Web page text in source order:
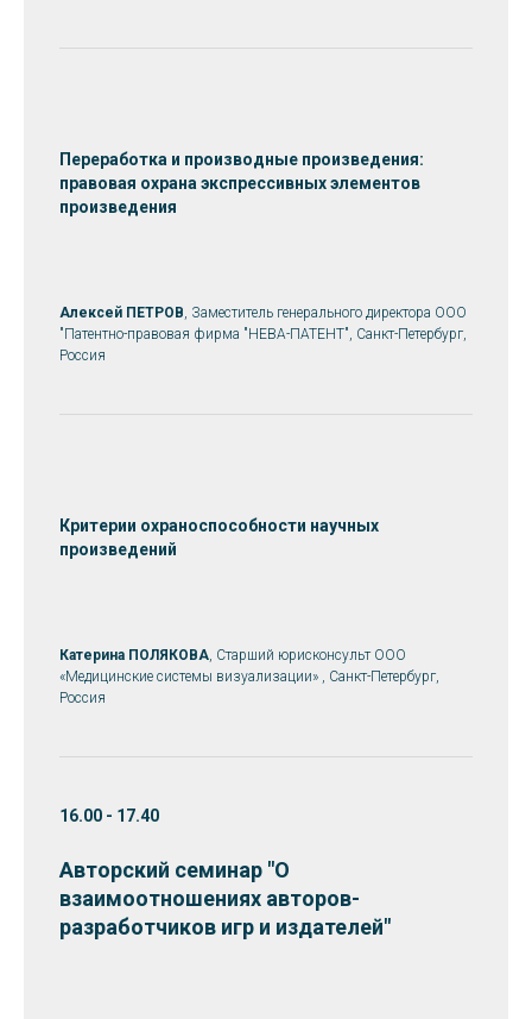
Переработка и производные произведения:
правовая охрана экспрессивных элементов
произведения
Алексей ПЕТРОВ, Заместитель генерального директора ООО
"Патентно-правовая фирма "НЕВА-ПАТЕНТ", Санкт-Петербург,
Россия
Критерии охраноспособности научных
произведений
Катерина ПОЛЯКОВА, Старший юрисконсульт ООО
«Медицинские системы визуализации» , Санкт-Петербург,
Россия
16.00 - 17.40
Авторский семинар "О
взаимоотношениях авторов-
разработчиков игр и издателей"